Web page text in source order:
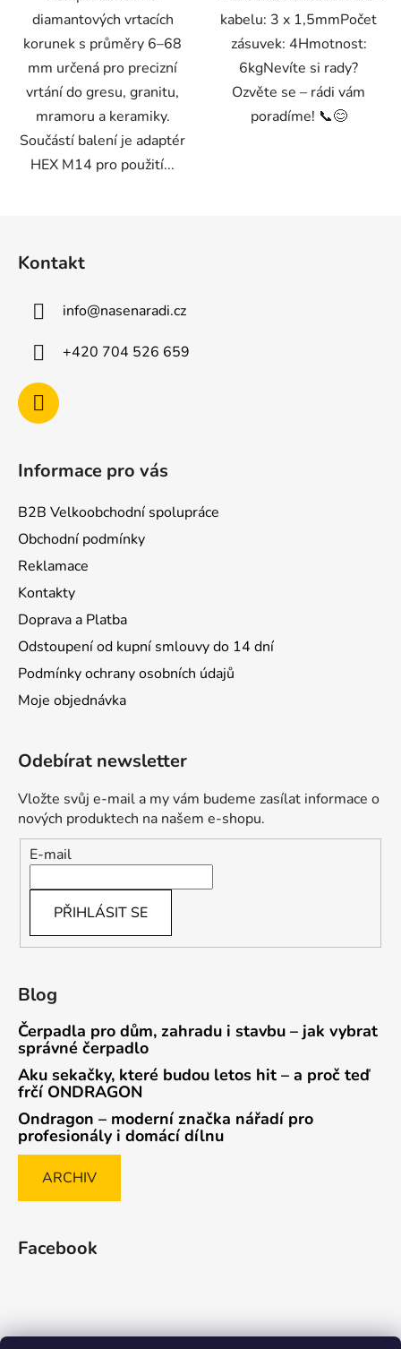
diamantových vrtacích
korunek s průměry 6–68
mm určená pro precizní
vrtání do gresu, granitu,
mramoru a keramiky.
Součástí balení je adaptér
HEX M14 pro použití...
kabelu: 3 x 1,5mmPočet
zásuvek: 4Hmotnost:
6kgNevíte si rady?
Ozvěte se – rádi vám
poradíme! 📞😊
Kontakt
info@nasenaradi.cz
+420 704 526 659
Informace pro vás
B2B Velkoobchodní spolupráce
Obchodní podmínky
Reklamace
Kontakty
Doprava a Platba
Odstoupení od kupní smlouvy do 14 dní
Podmínky ochrany osobních údajů
Moje objednávka
Odebírat newsletter
Vložte svůj e-mail a my vám budeme zasílat informace o
nových produktech na našem e-shopu.
E-mail
PŘIHLÁSIT SE
Blog
Čerpadla pro dům, zahradu i stavbu – jak vybrat
správné čerpadlo
Aku sekačky, které budou letos hit – a proč teď
frčí ONDRAGON
Ondragon – moderní značka nářadí pro
profesionály i domácí dílnu
ARCHIV
Facebook